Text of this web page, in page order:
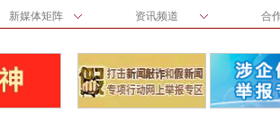
新媒体矩阵 资讯频道 合